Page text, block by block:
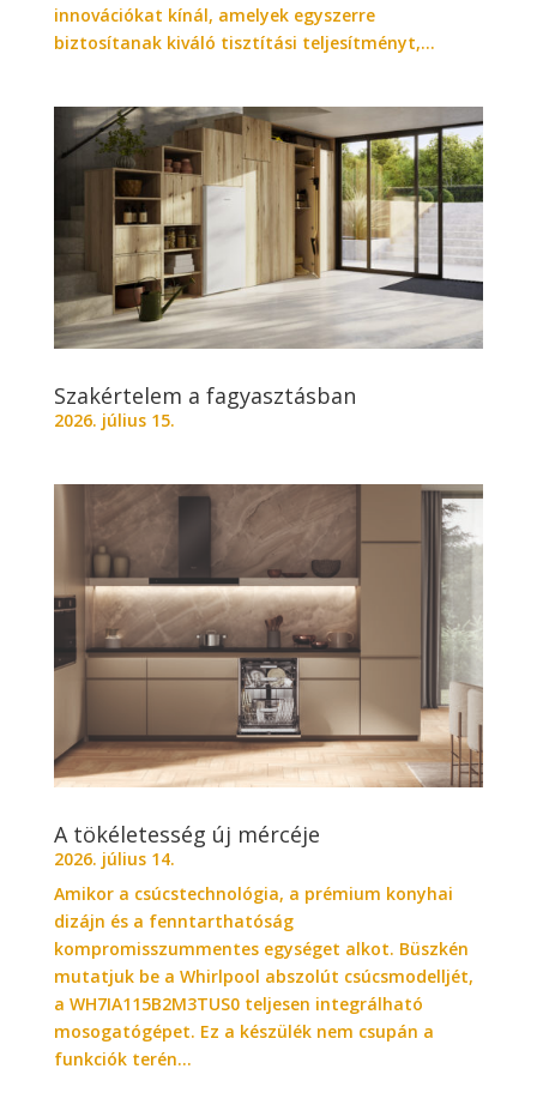
innovációkat kínál, amelyek egyszerre
biztosítanak kiváló tisztítási teljesítményt,...
Szakértelem a fagyasztásban
2026. július 15.
A tökéletesség új mércéje
2026. július 14.
Amikor a csúcstechnológia, a prémium konyhai
dizájn és a fenntarthatóság
kompromisszummentes egységet alkot. Büszkén
mutatjuk be a Whirlpool abszolút csúcsmodelljét,
a WH7IA115B2M3TUS0 teljesen integrálható
mosogatógépet. Ez a készülék nem csupán a
funkciók terén...